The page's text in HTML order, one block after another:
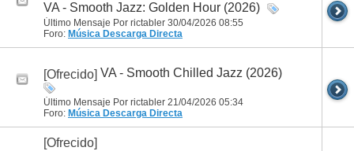
VA - Smooth Jazz: Golden Hour (2026)
Último Mensaje Por rictabler 30/04/2026 08:55
Foro: Música Descarga Directa
[Ofrecido] VA - Smooth Chilled Jazz (2026)
Último Mensaje Por rictabler 21/04/2026 05:34
Foro: Música Descarga Directa
[Ofrecido]